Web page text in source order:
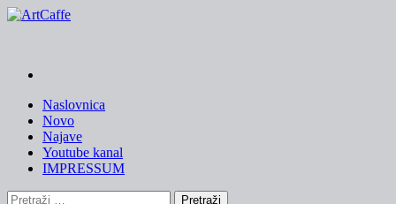
Skip
Naslovnica
Novo
Najave
Youtube kanal
IMPRESSUM
Pretraži: